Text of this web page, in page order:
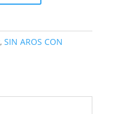
, SIN AROS CON